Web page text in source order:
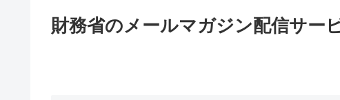
財務省のメールマガジン配信サー